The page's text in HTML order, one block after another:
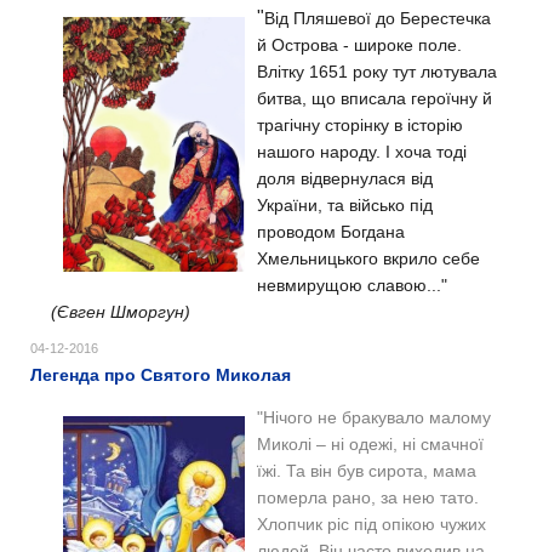
"Від Пляшевої до Берестечка
й Острова - широке поле.
Влітку 1651 року тут лютувала
битва, що вписала героїчну й
трагічну сторінку в історію
нашого народу. І хоча тоді
доля відвернулася від
України, та військо під
проводом Богдана
Хмельницького вкрило себе
невмирущою славою..."
(Євген Шморгун)
04-12-2016
Легенда про Святого Миколая
"Нічого не бракувало малому
Миколі – ні одежі, ні смачної
їжі. Та він був сирота, мама
померла рано, за нею тато.
Хлопчик ріс під опікою чужих